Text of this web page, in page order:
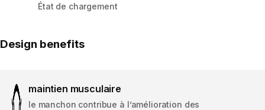
État de chargement
Design benefits
maintien musculaire
le manchon contribue à l’amélioration des